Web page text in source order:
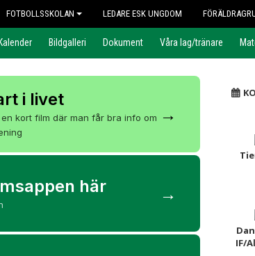
FOTBOLLSSKOLAN LEDARE ESK UNGDOM
Kalender Bildgalleri Dokument Våra lag/tränare
i livet
kort film där man får bra info om
→
här →
IF/